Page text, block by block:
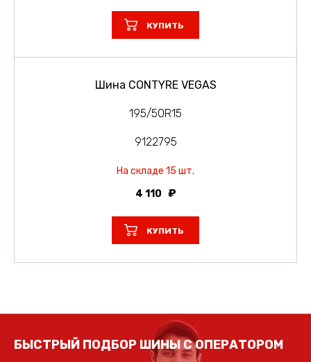
КУПИТЬ
Шина CONTYRE VEGAS
195/50R15
9122795
На складе 15 шт.
4 110
КУПИТЬ
БЫСТРЫЙ ПОДБОР ШИНЫ С ОПЕРАТОРОМ